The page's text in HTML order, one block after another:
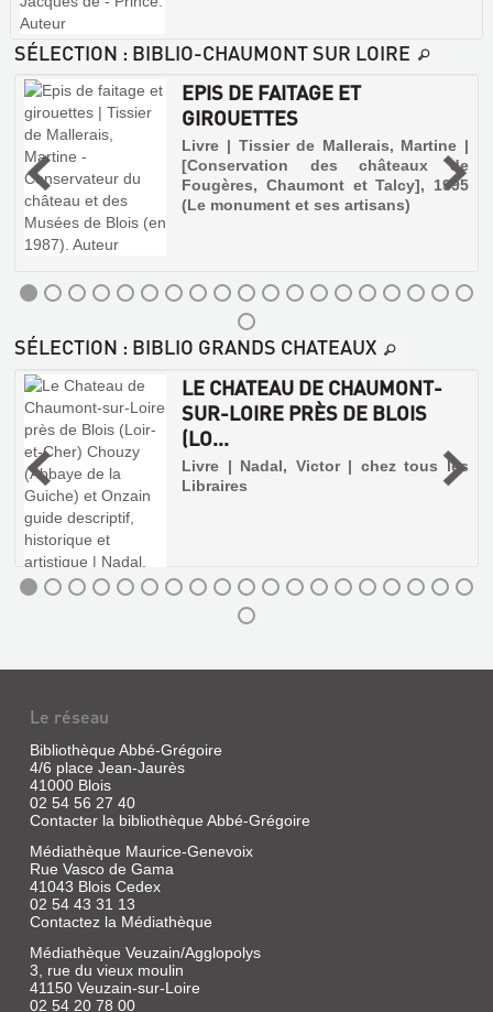
SÉLECTION : BIBLIO-CHAUMONT SUR LOIRE
EPIS DE FAITAGE ET
GIROUETTES
Livre | Tissier de Mallerais, Martine |
[Conservation des châteaux de
Fougères, Chaumont et Talcy], 1995
(Le monument et ses artisans)
EPIS
DE
FAITAGE
ET
GIROUETTES
Livre
|
Tissier
de
Mallerais,
Martine
SÉLECTION : BIBLIO GRANDS CHATEAUX
LE CHATEAU DE CHAUMONT-
SUR-LOIRE PRÈS DE BLOIS
(LO...
Livre | Nadal, Victor | chez tous les
Libraires
Le réseau
Bibliothèque Abbé-Grégoire
4/6 place Jean-Jaurès
41000 Blois
02 54 56 27 40
Contacter la bibliothèque Abbé-Grégoire
Médiathèque Maurice-Genevoix
Rue Vasco de Gama
41043 Blois Cedex
02 54 43 31 13
Contactez la Médiathèque
Médiathèque Veuzain/Agglopolys
3, rue du vieux moulin
41150 Veuzain-sur-Loire
02 54 20 78 00